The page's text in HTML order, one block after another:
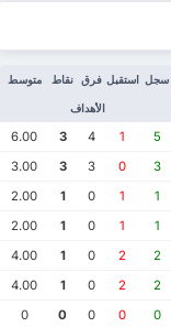
سجل استقبل فرق
الأهداف
نقاط متوسط
5
1
4
3
6.00
3
0
3
3
3.00
1
1
0
1
2.00
1
1
0
1
2.00
2
2
0
1
4.00
2
2
0
1
4.00
0
0
0
0
0